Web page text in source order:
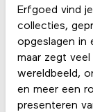
Erfgoed vind
collecties,
opgeslagen in
maar zegt veel
wereldbeeld,
en meer een
presenteren